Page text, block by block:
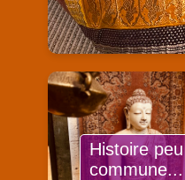
Histoire peu
commune...